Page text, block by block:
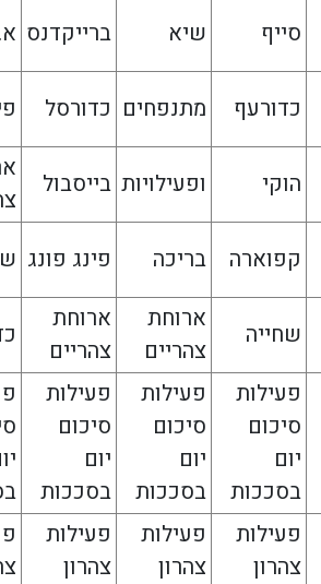
סייף שיא ברייקדנס
כדורעף מתנפחים כדורסל
הוקי ופעילויות בייסבול
קפוארה בריכה פינג פונג
שחייה
ארוחת
צהריים
ארוחת
צהריים
פעילות
סיכום
יום
בסככות
פעילות
סיכום
יום
בסככות
פעילות
סיכום
יום
בסככות
פעילות
צהרון
פעילות
צהרון
פעילות
צהרון